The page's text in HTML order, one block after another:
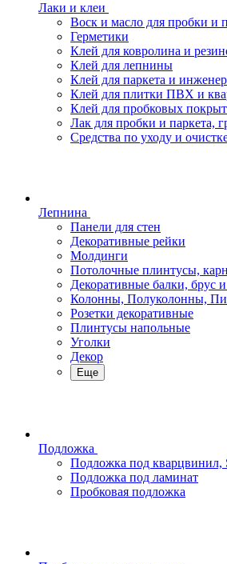
Лаки и клеи
Воск и масло для пробки и
Герметики
Клей для ковролина и
Клей для лепнины
Клей для паркета и
Клей для плитки ПВХ и
Клей для пробковых
Лак для пробки и паркета,
Средства по уходу и
Лепнина
Панели для стен
Декоративные рейки
Молдинги
Потолочные плинтусы,
Декоративные балки, брус
Колонны, Полуколонны,
Розетки декоративные
Плинтусы напольные
Уголки
Декор
Еще
Подложка
Подложка под
Подложка под ламинат
Пробковая подложка